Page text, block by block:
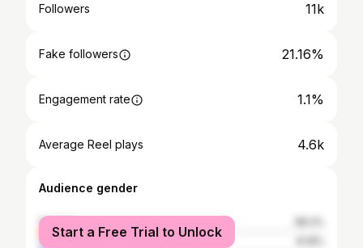
Followers 11k
Fake followers 21.16%
Engagement rate 1.1%
Average Reel plays 4.6k
Audience gender
female
male
Start a Free Trial to Unlock